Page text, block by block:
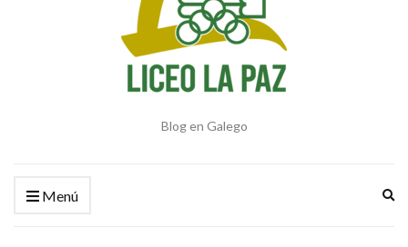
Blog en Galego
Menú